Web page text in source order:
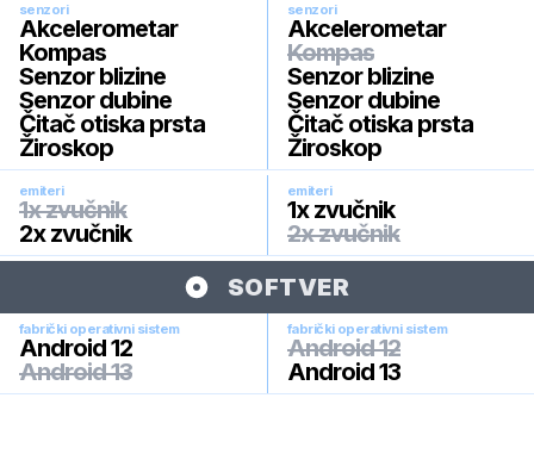
senzori
Akcelerometar
Kompas
Senzor blizine
Senzor dubine
Čitač otiska prsta
Žiroskop
senzori
Akcelerometar
Kompas
Senzor blizine
Senzor dubine
Čitač otiska prsta
Žiroskop
emiteri
1x zvučnik
2x zvučnik
emiteri
1x zvučnik
2x zvučnik
SOFTVER
fabrički operativni sistem
Android 12
Android 13
fabrički operativni sistem
Android 12
Android 13